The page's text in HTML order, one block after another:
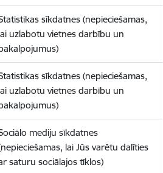
sīkdatnes (nepieciešamas,
uzlabotu vietnes darbību un
sīkdatnes (nepieciešamas,
uzlabotu vietnes darbību un
mediju sīkdatnes
lai Jūs varētu dalīties
saturu sociālajos tīklos)